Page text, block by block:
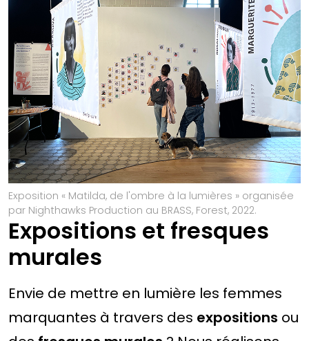
Expositions et fresques
murales
Envie de mettre en lumière les femmes
marquantes à travers des expositions ou
Exposition « Matilda, de l'ombre à la lumières » organisée
par Nighthawks Production au BRASS, Forest, 2022.